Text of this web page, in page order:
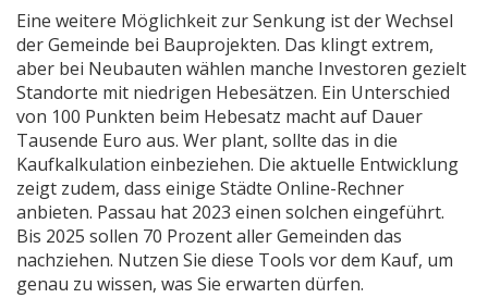
Eine weitere Möglichkeit zur Senkung ist der Wechsel
der Gemeinde bei Bauprojekten. Das klingt extrem,
aber bei Neubauten wählen manche Investoren gezielt
Standorte mit niedrigen Hebesätzen. Ein Unterschied
von 100 Punkten beim Hebesatz macht auf Dauer
Tausende Euro aus. Wer plant, sollte das in die
Kaufkalkulation einbeziehen. Die aktuelle Entwicklung
zeigt zudem, dass einige Städte Online-Rechner
anbieten. Passau hat 2023 einen solchen eingeführt.
Bis 2025 sollen 70 Prozent aller Gemeinden das
nachziehen. Nutzen Sie diese Tools vor dem Kauf, um
genau zu wissen, was Sie erwarten dürfen.